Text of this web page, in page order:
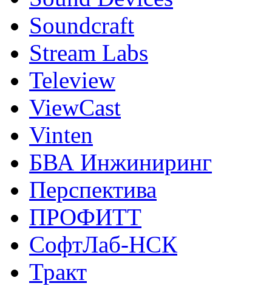
Soundcraft
Stream Labs
Teleview
ViewCast
Vinten
БВА Инжиниринг
Перспектива
ПРОФИТТ
СофтЛаб-НСК
Тракт